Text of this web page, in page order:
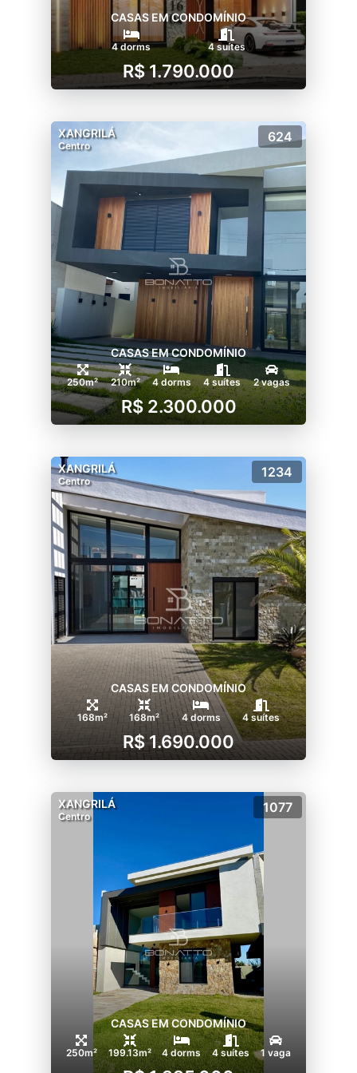
construtoras acostumadas com a excelência
e o mais alto padrão em tudo, Melnick Even
e Arcadia.
CASAS EM CONDOMÍNIO
4 dorms 4 suítes
R$ 1.790.000
XANGRILÁ
Centro
624
CASAS EM CONDOMÍNIO
250m² 210m² 4 dorms 4 suítes 2 vagas
R$ 2.300.000
XANGRILÁ
Centro
1234
CASAS EM CONDOMÍNIO
168m² 168m² 4 dorms 4 suítes
R$ 1.690.000
XANGRILÁ
Centro
1077
CASAS EM CONDOMÍNIO
250m² 199.13m² 4 dorms 4 suítes 1 vaga